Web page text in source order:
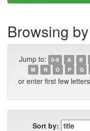
Browsing
Jump to: 0-9 A B
M
N O P Q
or enter first few
Sort by: